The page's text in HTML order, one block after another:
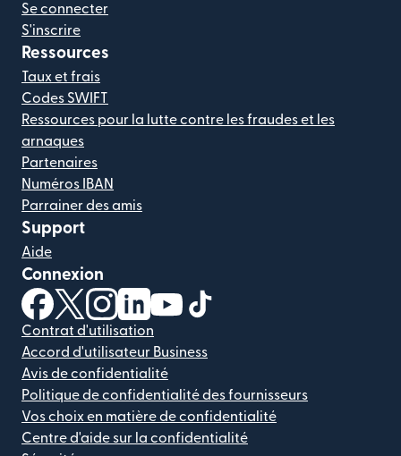
Se connecter
S'inscrire
Ressources
Taux et frais
Codes SWIFT
Ressources pour la lutte contre les fraudes et les
arnaques
Partenaires
Numéros IBAN
Parrainer des amis
Support
Aide
Connexion
(s'ouvre dans une nouvelle fenêtre)
(s'ouvre dans une nouvelle fenêtre)
(s'ouvre dans une nouvelle fenêtre)
(s'ouvre dans une nouvelle fenêtre)
(s'ouvre dans une nouvelle
Contrat d'utilisation
Accord d'utilisateur Business
Avis de confidentialité
Politique de confidentialité des fournisseurs
Vos choix en matière de confidentialité
Centre d'aide sur la confidentialité